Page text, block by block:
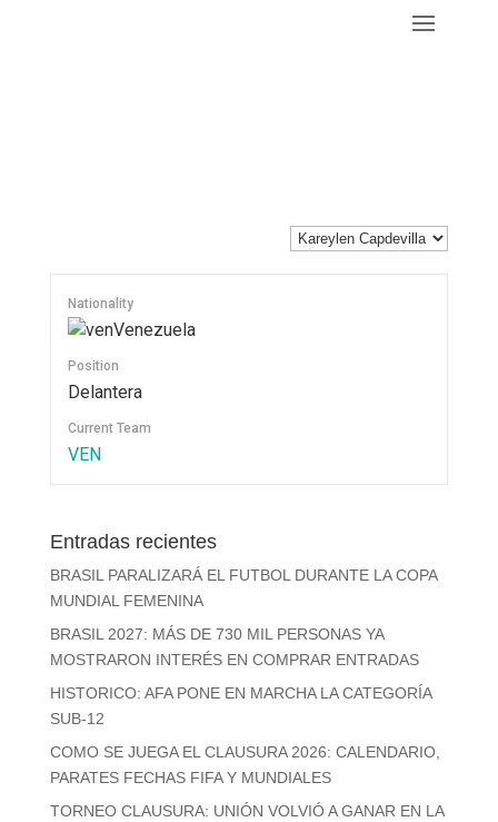
Nationality
Venezuela
Position
Delantera
Current Team
VEN
Entradas recientes
BRASIL PARALIZARÁ EL FUTBOL DURANTE LA COPA
MUNDIAL FEMENINA
BRASIL 2027: MÁS DE 730 MIL PERSONAS YA
MOSTRARON INTERÉS EN COMPRAR ENTRADAS
HISTORICO: AFA PONE EN MARCHA LA CATEGORÍA
SUB-12
COMO SE JUEGA EL CLAUSURA 2026: CALENDARIO,
PARATES FECHAS FIFA Y MUNDIALES
TORNEO CLAUSURA: UNIÓN VOLVIÓ A GANAR EN LA